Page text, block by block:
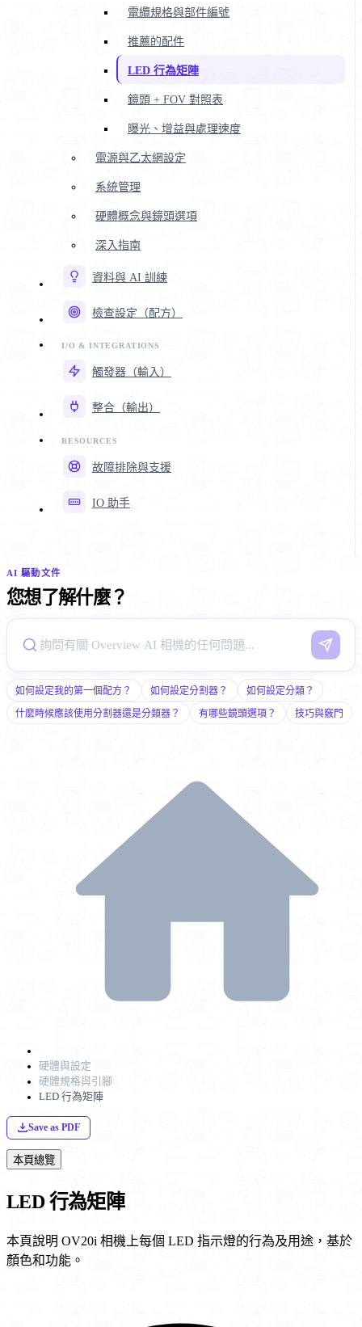
電纜規格與部件編號
推薦的配件
LED 行為矩陣
鏡頭 + FOV 對照表
曝光、增益與處理速度
電源與乙太網設定
系統管理
硬體概念與鏡頭選項
深入指南
資料與 AI 訓練
檢查設定（配方）
觸發器（輸入）
整合（輸出）
故障排除與支援
IO 助手
AI 驅動文件
您想了解什麼？
如何設定我的第一個配方？ 如何設定分割器？
如何設定分類？
什麼時候應該使用分割器還是分類器？
有哪些鏡頭選項？ 技巧與竅門
硬體與設定
硬體規格與引腳
LED 行為矩陣
Save as PDF
本頁總覽
LED 行為矩陣
本頁說明 OV20i 相機上每個 LED 指示燈的行為及用途，基於
顏色和功能。